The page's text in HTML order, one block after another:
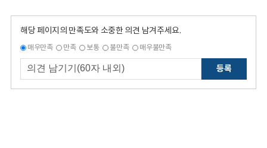
해당 페이지의 만족도와 소중한 의견 남겨주세요.
매우만족 만족 보통 불만족 매우불만족
등록